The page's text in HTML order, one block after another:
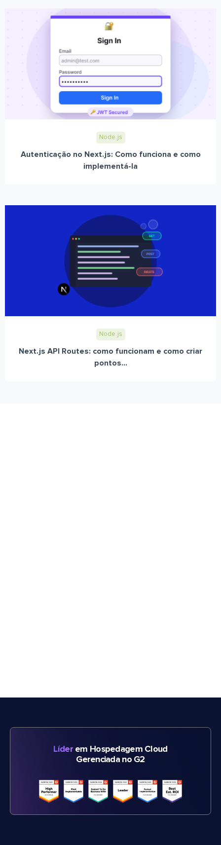
Node.js
Autenticação no Next.js: Como funciona e como
implementá-la
Node.js
Next.js API Routes: como funcionam e como criar
pontos...
Líderem Hospedagem Cloud
Gerenciada no G2